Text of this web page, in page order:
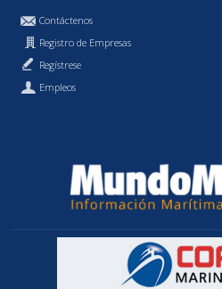
Contáctenos
Registro de Empresas
Regístrese
Empleos
Política de Privacidad
MundoMaritimo.cl es una marca registrada
f686c914